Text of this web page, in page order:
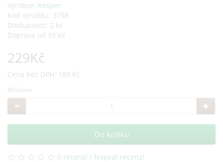
Výrobce: Kesper
Kód výrobku: 3758
Dostupnost: 2 ks
Doprava od 59 Kč
229Kč
Cena bez DPH: 189 Kč
Množství
Do košíku
0 recenzí / Napsat recenzi